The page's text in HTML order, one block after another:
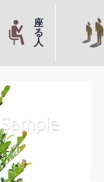
座
る
人